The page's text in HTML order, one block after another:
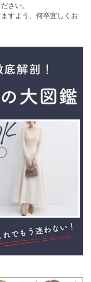
さい。
すよう、何卒宜しくお